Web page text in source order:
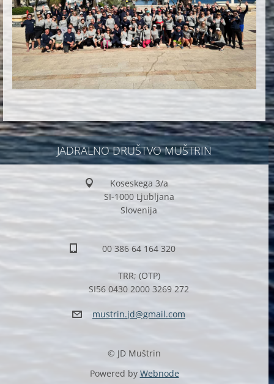
JADRALNO DRUŠTVO MUŠTRIN
Koseskega 3/a
SI-1000 Ljubljana
Slovenija
00 386 64 164 320
TRR; (OTP)
SI56 0430 2000 3269 272
mustrin.jd@gmail.com
© JD Muštrin
Powered by Webnode